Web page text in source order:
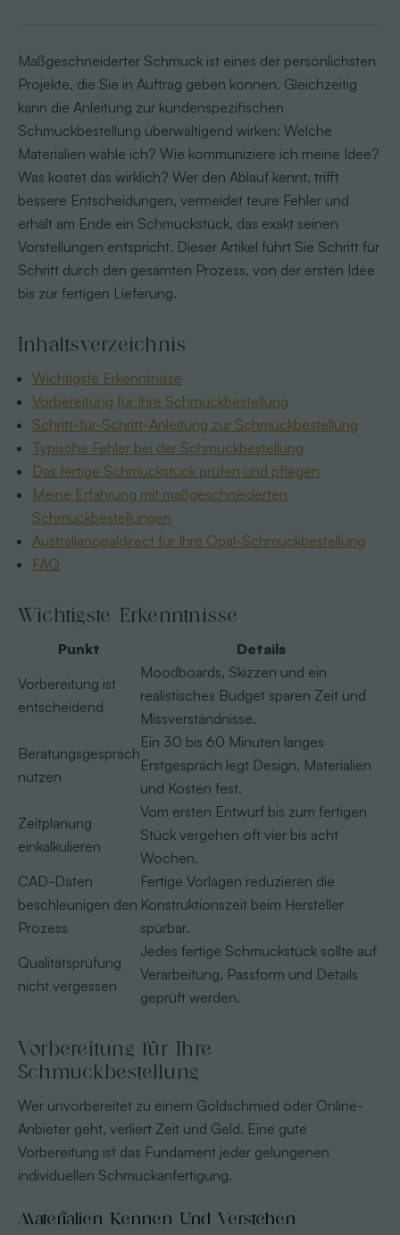
Maßgeschneiderter Schmuck ist eines der persönlichsten
Projekte, die Sie in Auftrag geben können. Gleichzeitig
kann die Anleitung zur kundenspezifischen
Schmuckbestellung überwältigend wirken: Welche
Materialien wähle ich? Wie kommuniziere ich meine Idee?
Was kostet das wirklich? Wer den Ablauf kennt, trifft
bessere Entscheidungen, vermeidet teure Fehler und
erhält am Ende ein Schmuckstück, das exakt seinen
Vorstellungen entspricht. Dieser Artikel führt Sie Schritt für
Schritt durch den gesamten Prozess, von der ersten Idee
bis zur fertigen Lieferung.
Inhaltsverzeichnis
Wichtigste Erkenntnisse
Vorbereitung für Ihre Schmuckbestellung
Schritt-für-Schritt-Anleitung zur Schmuckbestellung
Typische Fehler bei der Schmuckbestellung
Das fertige Schmuckstück prüfen und pflegen
Meine Erfahrung mit maßgeschneiderten
Schmuckbestellungen
Australianopaldirect für Ihre Opal-Schmuckbestellung
FAQ
Wichtigste Erkenntnisse
Punkt
Details
Vorbereitung ist
entscheidend
Moodboards, Skizzen und ein
realistisches Budget sparen Zeit und
Missverständnisse.
Beratungsgespräch
nutzen
Ein 30 bis 60 Minuten langes
Erstgespräch legt Design, Materialien
und Kosten fest.
Zeitplanung
einkalkulieren
Vom ersten Entwurf bis zum fertigen
Stück vergehen oft vier bis acht
Wochen.
CAD-Daten
beschleunigen den
Prozess
Fertige Vorlagen reduzieren die
Konstruktionszeit beim Hersteller
spürbar.
Qualitätsprüfung
nicht vergessen
Jedes fertige Schmuckstück sollte auf
Verarbeitung, Passform und Details
geprüft werden.
Vorbereitung für Ihre
Schmuckbestellung
Wer unvorbereitet zu einem Goldschmied oder Online-
Anbieter geht, verliert Zeit und Geld. Eine gute
Vorbereitung ist das Fundament jeder gelungenen
individuellen Schmuckanfertigung.
Materialien Kennen Und Verstehen